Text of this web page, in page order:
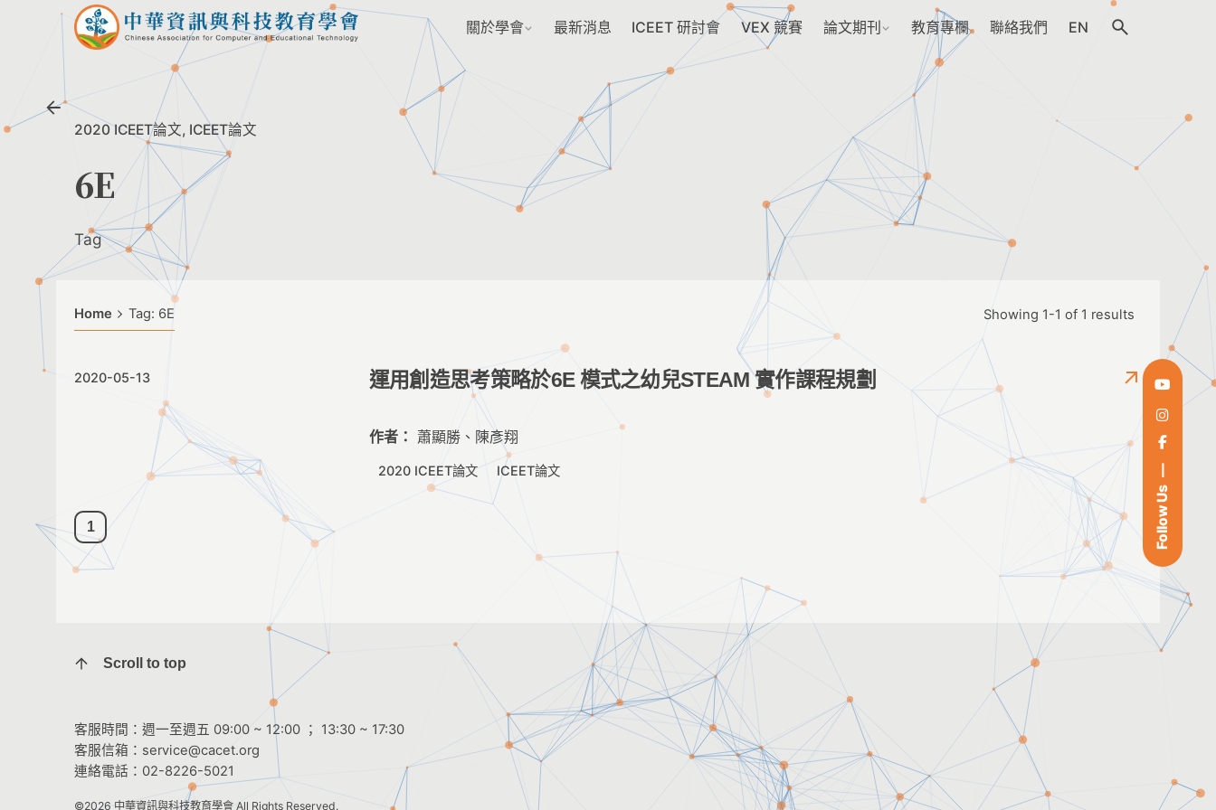
Follow Us
關於學會 最新消息 ICEET 研討會 VEX 競賽 論文期刊 教育專欄 聯絡我們 EN
2020 ICEET論文 ICEET論文
6E
Tag
Home Tag: 6E Showing 1-1 of 1 results
2020-05-13 運用創造思考策略於6E 模式之幼兒STEAM 實作課程規劃
作者： 蕭顯勝、陳彥翔
2020 ICEET論文 ICEET論文
1
Scroll to top
客服時間：週一至週五 09:00 ~ 12:00 ； 13:30 ~ 17:30
客服信箱： service@cacet.org
連絡電話： 02-8226-5021
©2026 中華資訊與科技教育學會 All Rights Reserved.